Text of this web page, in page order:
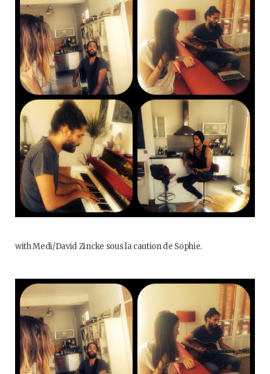
o
k
e
r
g
a
b
e
with Medi/David Zincke sous la caution de Sophie.